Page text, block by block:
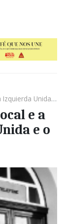
o Bloco de Esquerda
e a
e o